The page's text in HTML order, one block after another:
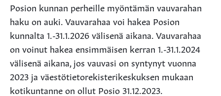
Posion kunnan perheille myöntämän vauvarahan
haku on auki. Vauvarahaa voi hakea Posion
kunnalta 1.-31.1.2026 välisenä aikana. Vauvarahaa
on voinut hakea ensimmäisen kerran 1.-31.1.2024
välisenä aikana, jos vauvasi on syntynyt vuonna
2023 ja väestötietorekisterikeskuksen mukaan
kotikuntanne on ollut Posio 31.12.2023.